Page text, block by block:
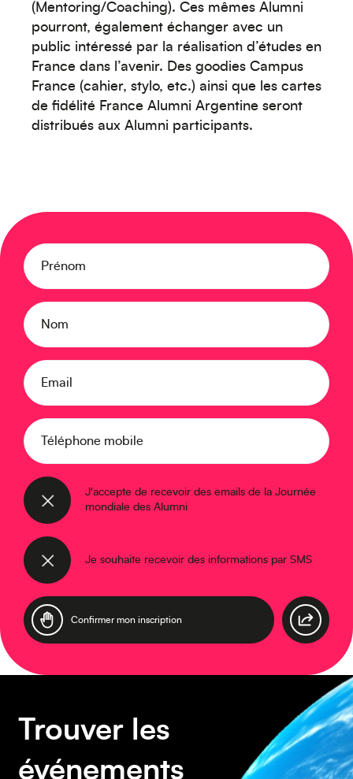
(Mentoring/Coaching). Ces mêmes Alumni
pourront, également échanger avec un
public intéressé par la réalisation d’études en
France dans l’avenir. Des goodies Campus
France (cahier, stylo, etc.) ainsi que les cartes
de fidélité France Alumni Argentine seront
distribués aux Alumni participants.
Prénom
Nom
Email
Téléphone mobile
J'accepte de recevoir des emails de la Journée
mondiale des Alumni
Je souhaite recevoir des informations par SMS
Trouver les
événements
Amérique du Sud
Asie
Caraïbes
Europe
Moyen-Orient
Océanie